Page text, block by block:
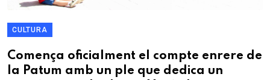
CULTURA
Comença oficialment el compte enrere de
la Patum amb un ple que dedica un